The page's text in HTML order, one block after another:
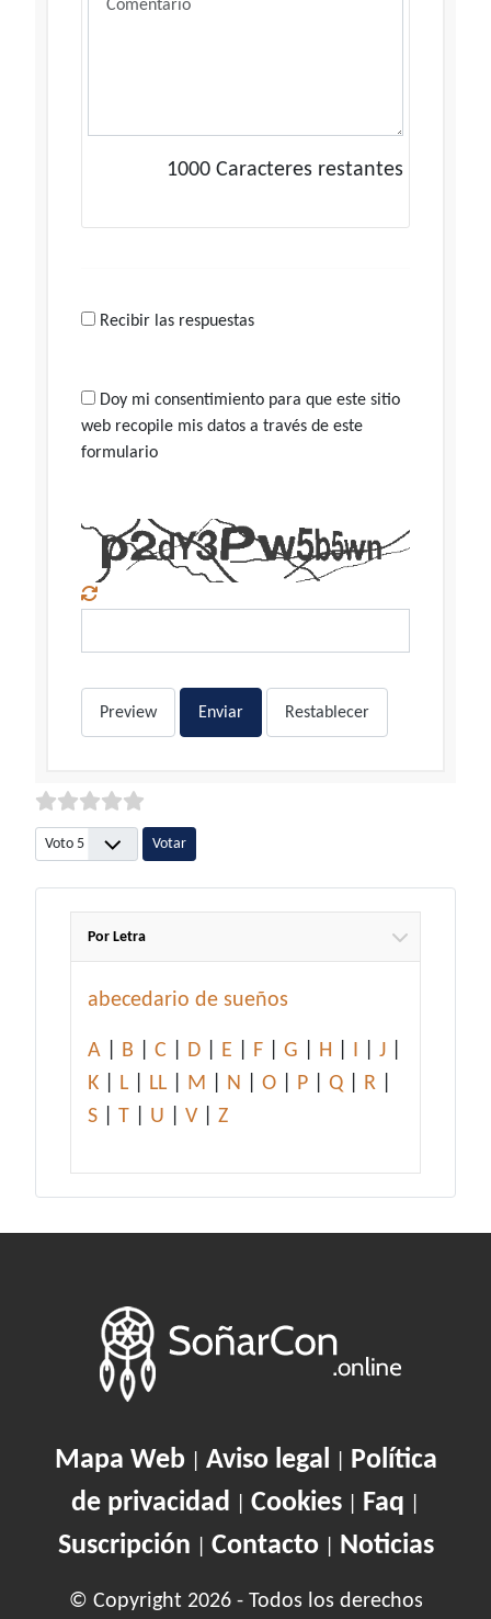
1000 Caracteres restantes
Recibir las respuestas
Doy mi consentimiento para que este sitio
web recopile mis datos a través de este
formulario
Preview Enviar Restablecer
Por favor, vote
Por Letra
abecedario de sueños
A B C D E F G H I J
K
L LL M N O P Q R
S
T U V Z
Mapa Web| Aviso legal
Política
de privacidad
Cookies Faq
Suscripción Contacto| Noticias
© Copyright 2026 - Todos los derechos